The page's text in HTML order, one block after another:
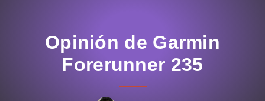
Opinión de Garmin
Forerunner 235